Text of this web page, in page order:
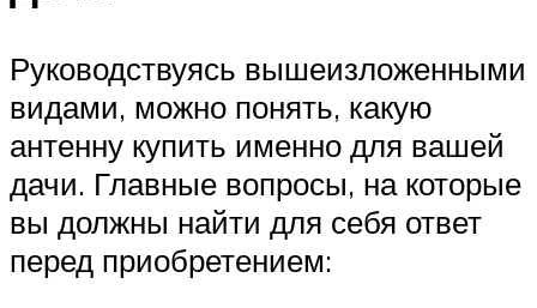
Руководствуясь вышеизложенными
видами, можно понять, какую
антенну купить именно для вашей
дачи. Главные вопросы, на которые
вы должны найти для себя ответ
перед приобретением: